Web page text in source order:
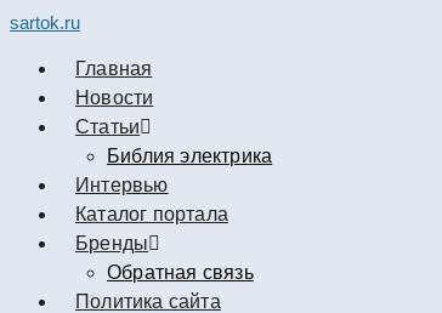
sartok.ru
Главная
Новости
Cтатьи
Библия электрика
Интервью
Каталог портала
Бренды
Обратная связь
Политика сайта